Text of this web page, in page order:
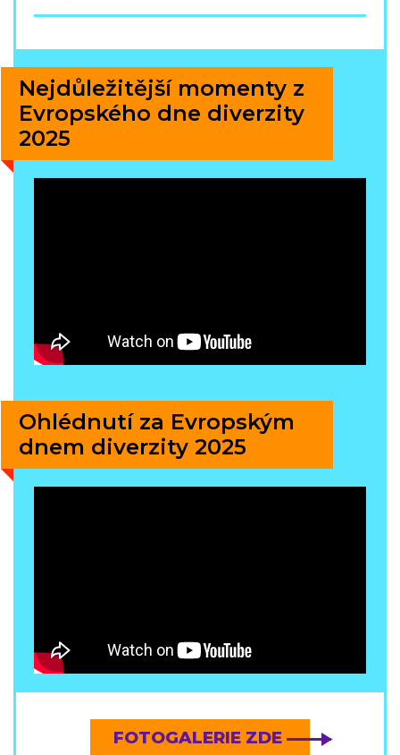
Nejdůležitější momenty z
Evropského dne diverzity
2025
Ohlédnutí za Evropským
dnem diverzity 2025
FOTOGALERIE ZDE